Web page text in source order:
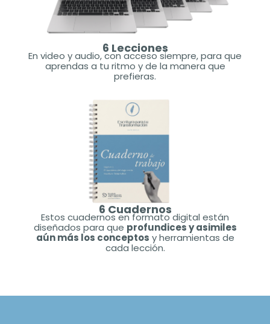
6 Lecciones
En video y audio, con acceso siempre, para que
aprendas a tu ritmo y de la manera que
prefieras.
6 Cuadernos
Estos cuadernos en formato digital están
diseñados para que profundices y asimiles
aún más los conceptos y herramientas de
cada lección.